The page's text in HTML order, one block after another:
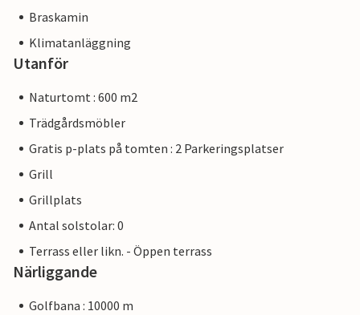
Braskamin
Klimatanläggning
Utanför
Naturtomt : 600 m2
Trädgårdsmöbler
Gratis p-plats på tomten : 2 Parkeringsplatser
Grill
Grillplats
Antal solstolar: 0
Terrass eller likn. - Öppen terrass
Närliggande
Golfbana : 10000 m